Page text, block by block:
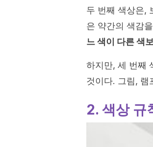
두 번째 색상은,
은 약간의 색감
느 색이 다른 색
하지만, 세 번째
것이다. 그림, 램
2. 색상 규